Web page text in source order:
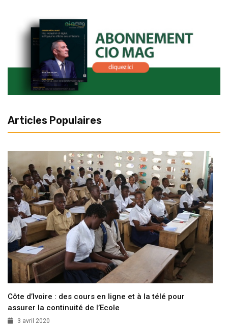
Articles Populaires
Côte d’Ivoire : des cours en ligne et à la télé pour
assurer la continuité de l’Ecole
3 avril 2020